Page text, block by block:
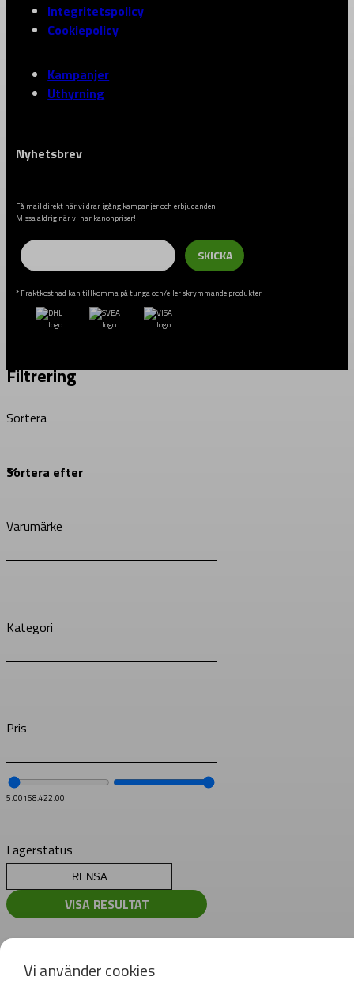
Integritetspolicy
Cookiepolicy
Kampanjer
Uthyrning
Nyhetsbrev
Få mail direkt när vi drar igång kampanjer och erbjudanden!
Missa aldrig när vi har kanonpriser!
Email
SKICKA
* Fraktkostnad kan tillkomma på tunga och/eller skrymmande produkter
Vi använder cookies
Filtrering
Sortera
Varumärke
Kategori
Pris
5.00168,422.00
Lagerstatus
RENSA
VISA RESULTAT